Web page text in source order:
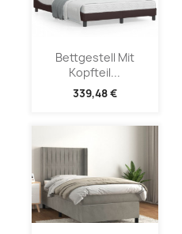
Bettgestell Mit
Kopfteil...
339,48 €